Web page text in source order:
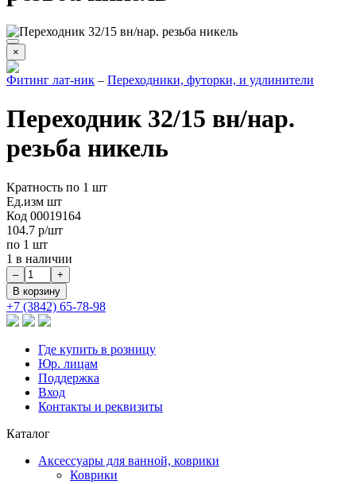
×
Фитинг лат-ник – Переходники, футорки, и удлинители
Переходник 32/15 вн/нар.
резьба никель
Кратность по 1 шт
Ед.изм шт
Код 00019164
104.7 р/шт
по 1 шт
1 в наличии
+7 (3842) 65-78-98
Где купить в розницу
Юр. лицам
Поддержка
Вход
Контакты и реквизиты
Каталог
Аксессуары для ванной, коврики
Коврики